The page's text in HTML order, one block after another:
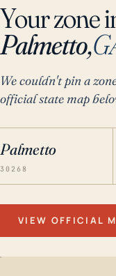
Your zone
Palmetto,
We couldn't pin a
official state map
Palmetto
30268
VIEW OFFICIAL